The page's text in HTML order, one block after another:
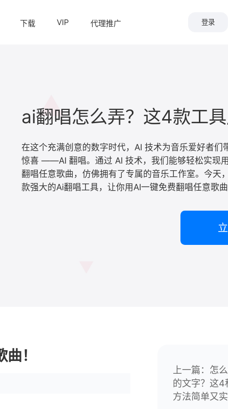
下载 VIP 代理推广 登录
在这个充满创意的数字时代，AI 技术为音乐爱好者们
惊喜 ——AI 翻唱。通过 AI 技术，我们能够轻松实现
翻唱任意歌曲，仿佛拥有了专属的音乐工作室。今天
款强大的Ai翻唱工具，让你用AI一键免费翻唱任意歌曲
！
上一篇： 怎
的文字？这4
方法简单又实